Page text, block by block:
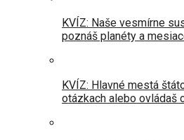
KVÍZ: Naše vesmírne
poznáš planéty a
KVÍZ: Hlavné mestá
otázkach alebo ovládaš